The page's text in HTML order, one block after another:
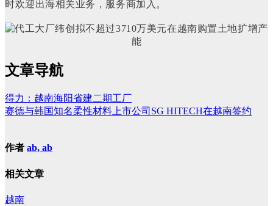
时欢迎出海相关业务，服务商加入。
文章导航
得力：越南海阳省建二期工厂
赛德与韩国知名柔性材料上市公司SG HITECH在越南签约
作者 ab, ab
相关文章
越南